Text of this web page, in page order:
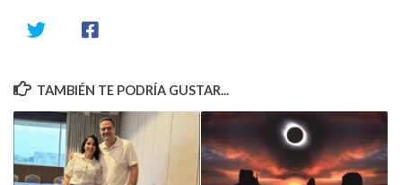
TAMBIÉN TE PODRÍA GUSTAR...